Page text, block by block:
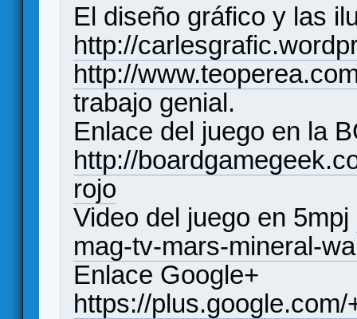
El diseño gráfico y las
http://
http://
trabajo genial.
Enlace del juego en la
http://
rojo
Video del juego en 5mpj
mag-tv-mars-mineral-
Enlace Google+
https://